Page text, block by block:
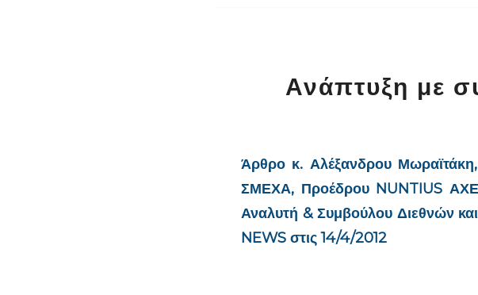
Ανάπτυξη με
Άρθρο κ. Αλέξανδρου
ΣΜΕΧΑ, Προέδρου NUNTIUS
Αναλυτή & Συμβούλου Διεθνών
NEWS στις 14/4/2012